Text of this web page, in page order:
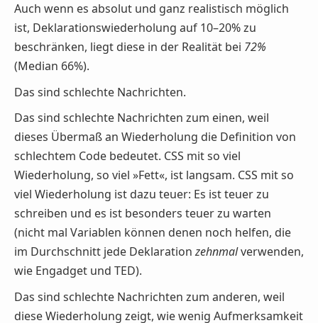
Auch wenn es absolut und ganz realistisch möglich
ist, Deklarationswiederholung auf 10–20% zu
beschränken, liegt diese in der Realität bei 72%
(Median 66%).
Das sind schlechte Nachrichten.
Das sind schlechte Nachrichten zum einen, weil
dieses Übermaß an Wiederholung die Definition von
schlechtem Code bedeutet. CSS mit so viel
Wiederholung, so viel »Fett«, ist langsam. CSS mit so
viel Wiederholung ist dazu teuer: Es ist teuer zu
schreiben und es ist besonders teuer zu warten
(nicht mal Variablen können denen noch helfen, die
im Durchschnitt jede Deklarationzehnmalverwenden,
wie Engadget und TED).
Das sind schlechte Nachrichten zum anderen, weil
diese Wiederholung zeigt, wie wenig Aufmerksamkeit